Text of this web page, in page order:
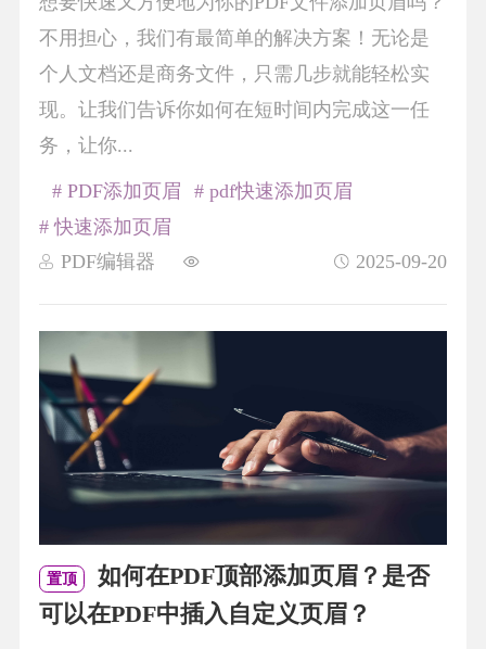
不用担心，我们有最简单的解决方案！无论是
个人文档还是商务文件，只需几步就能轻松实
现。让我们告诉你如何在短时间内完成这一任
务，让你...
PDF编辑器 2025-09-20
# PDF添加页眉
# pdf快速添加页眉
# 快速添加页眉
置顶
如何在PDF顶部添加页眉？是否
可以在PDF中插入自定义页眉？